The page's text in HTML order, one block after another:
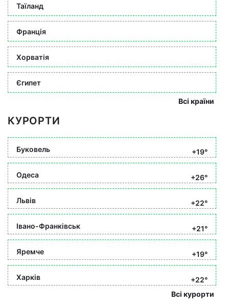
Таїланд
Франція
Хорватія
Єгипет
Всі країни
КУРОРТИ
Буковель +19°
Одеса +26°
Львів +22°
Івано-Франківськ +21°
Яремче +19°
Харків
+22°
Всі курорти